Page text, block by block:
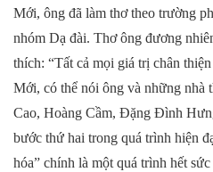
Mới, ông đã làm thơ theo trường
nhóm Dạ đài. Thơ ông đương
thích: “Tất cả mọi giá trị chân
Mới, có thể nói ông và những nhà
Cao, Hoàng Cầm, Đặng Đình
bước thứ hai trong quá trình hiện
hóa” chính là một quá trình hết